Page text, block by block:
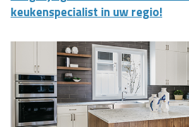
keukenspecialist in uw regio!